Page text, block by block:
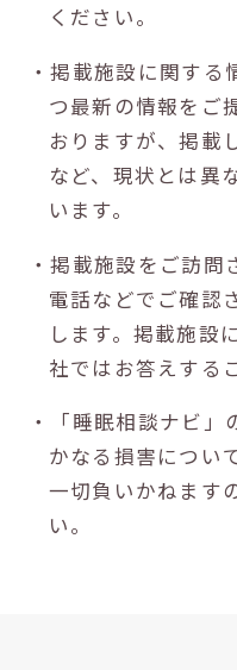
ください。
・掲載施設に関する
つ最新の情報をご
おりますが、掲載
など、現状とは異
います。
・掲載施設をご訪問
電話などでご確認
します。掲載施設
社ではお答えする
・「睡眠相談ナビ」
かなる損害につい
一切負いかねます
い。